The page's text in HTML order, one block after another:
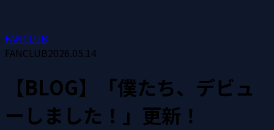
FANCLUB
FANCLUB2026.05.14
【BLOG】「僕たち、デビュ
ーしました！」更新！